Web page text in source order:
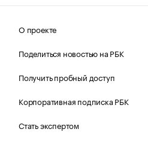
О проекте
Поделиться новостью на РБК
Получить пробный доступ
Корпоративная подписка РБК
Стать экспертом